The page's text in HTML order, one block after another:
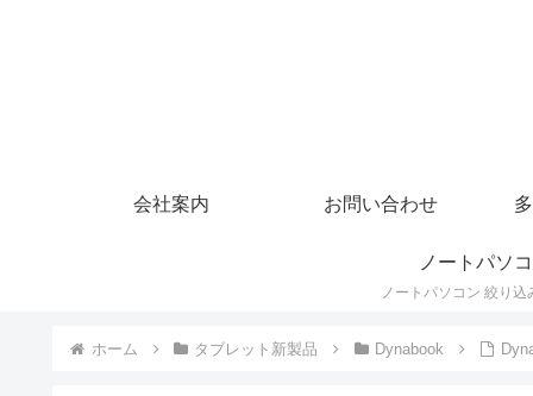
会社案内 お問い合わせ
ノートパソ
ホーム タブレット新製品 Dynabook